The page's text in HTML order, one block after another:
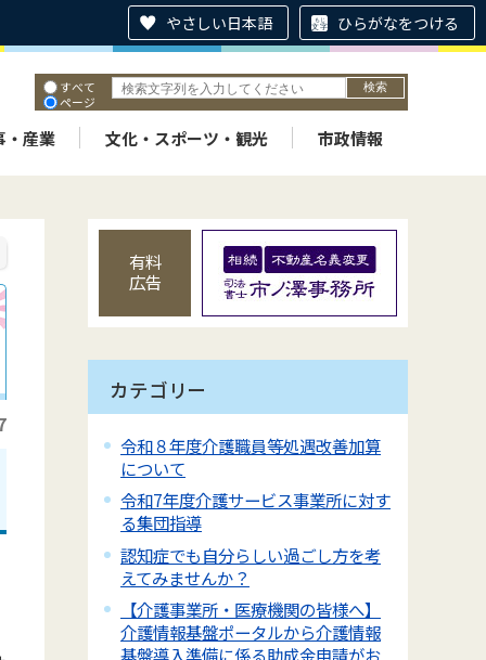
やさしい日本語 ひらがなをつける
すべて
ページ
・産業 文化・スポーツ・観光 市政情報
有料
広告
カテゴリー
令和８年度介護職員等処遇改善加算
について
令和7年度介護サービス事業所に対す
る集団指導
認知症でも自分らしい過ごし方を考
えてみませんか？
【介護事業所・医療機関の皆様へ】
介護情報基盤ポータルから介護情報
基盤導入準備に係る助成金申請がお